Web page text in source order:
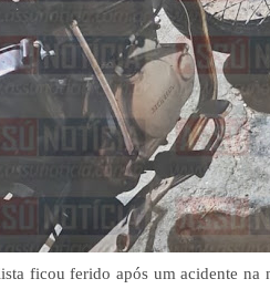
ficou ferido após um acidente na